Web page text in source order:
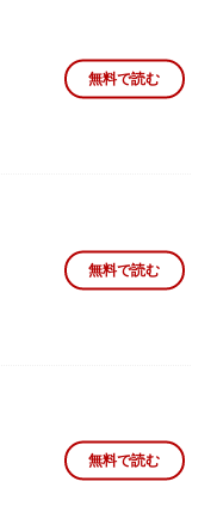
無料で読む
無料で読む
無料で読む